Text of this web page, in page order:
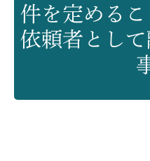
件を定める
依頼者とし